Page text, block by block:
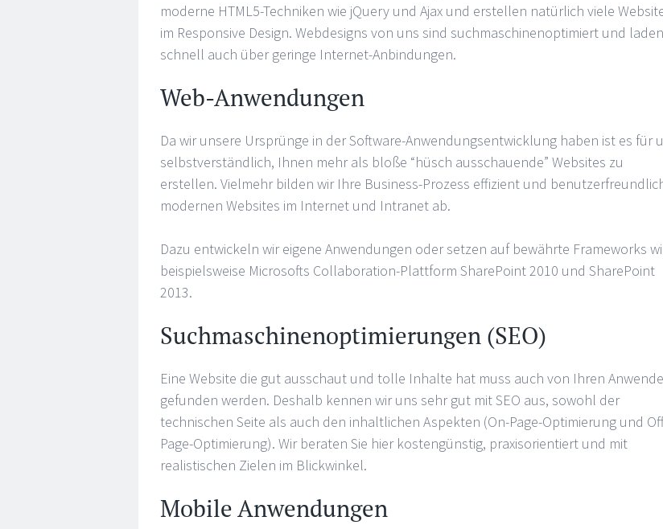
moderne HTML5-Techniken wie jQuery und Ajax und erstellen natürlich viele
im Responsive Design. Webdesigns von uns sind suchmaschinenoptimiert und laden
schnell auch über geringe Internet-Anbindungen.
Web-Anwendungen
Da wir unsere Ursprünge in der Software-Anwendungsentwicklung haben ist es für
selbstverständlich, Ihnen mehr als bloße “hüsch ausschauende” Websites zu
erstellen. Vielmehr bilden wir Ihre Business-Prozess effizient und
modernen Websites im Internet und Intranet ab.
Dazu entwickeln wir eigene Anwendungen oder setzen auf bewährte Frameworks
beispielsweise Microsofts Collaboration-Plattform SharePoint 2010 und SharePoint
2013.
Suchmaschinenoptimierungen (SEO)
Eine Website die gut ausschaut und tolle Inhalte hat muss auch von Ihren
gefunden werden. Deshalb kennen wir uns sehr gut mit SEO aus, sowohl der
technischen Seite als auch den inhaltlichen Aspekten (On-Page-Optimierung und
Page-Optimierung). Wir beraten Sie hier kostengünstig, praxisorientiert und mit
realistischen Zielen im Blickwinkel.
Mobile Anwendungen